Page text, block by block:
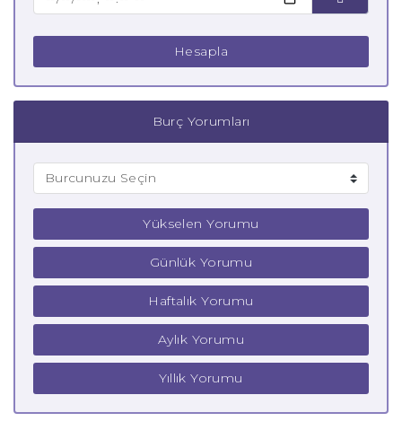
Hesapla
Burç Yorumları
Yükselen Yorumu
Günlük Yorumu
Haftalık Yorumu
Aylık Yorumu
Yıllık Yorumu